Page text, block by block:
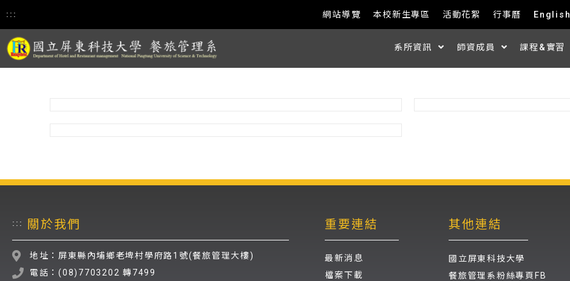
::: 網站導覽 本校新生專區 活動花絮 行事曆 English
系所資訊 師資成員 課程&實習
::: 關於我們
地址：屏東縣內埔鄉老埤村學府路1號(餐旅管理大樓)
電話：(08)7703202 轉7499
重要連結
最新消息
檔案下載
其他連結
國立屏東科技大學
餐旅管理系粉絲專頁FB